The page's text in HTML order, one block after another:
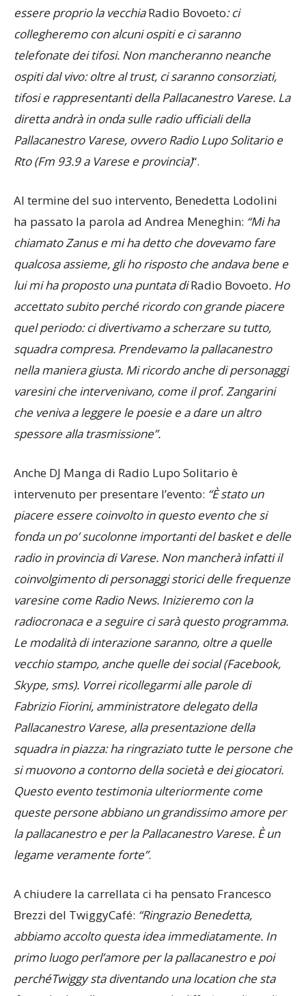
essere proprio la vecchiaRadio Bovoeto: ci
collegheremo con alcuni ospiti e ci saranno
telefonate dei tifosi. Non mancheranno neanche
ospiti dal vivo: oltre al trust, ci saranno consorziati,
tifosi e rappresentanti della Pallacanestro Varese. La
diretta andrà in onda sulle radio ufficiali della
Pallacanestro Varese, ovvero Radio Lupo Solitario e
Rto (Fm 93.9 a Varese e provincia)“.
Al termine del suo intervento, Benedetta Lodolini
ha passato la parola ad Andrea Meneghin: “Mi ha
chiamato Zanus e mi ha detto che dovevamo fare
qualcosa assieme, gli ho risposto che andava bene e
lui mi ha proposto una puntata diRadio Bovoeto. Ho
accettato subito perché ricordo con grande piacere
quel periodo: ci divertivamo a scherzare su tutto,
squadra compresa. Prendevamo la pallacanestro
nella maniera giusta. Mi ricordo anche di personaggi
varesini che intervenivano, come il prof. Zangarini
che veniva a leggere le poesie e a dare un altro
spessore alla trasmissione”.
Anche DJ Manga di Radio Lupo Solitario è
intervenuto per presentare l’evento: “È stato un
piacere essere coinvolto in questo evento che si
fonda un po’ sucolonne importanti del basket e delle
radio in provincia di Varese. Non mancherà infatti il
coinvolgimento di personaggi storici delle frequenze
varesine come Radio News. Inizieremo con la
radiocronaca e a seguire ci sarà questo programma.
Le modalità di interazione saranno, oltre a quelle
vecchio stampo, anche quelle dei social (Facebook,
Skype, sms). Vorrei ricollegarmi alle parole di
Fabrizio Fiorini, amministratore delegato della
Pallacanestro Varese, alla presentazione della
squadra in piazza: ha ringraziato tutte le persone che
si muovono a contorno della società e dei giocatori.
Questo evento testimonia ulteriormente come
queste persone abbiano un grandissimo amore per
la pallacanestro e per la Pallacanestro Varese. È un
legame veramente forte”.
A chiudere la carrellata ci ha pensato Francesco
Brezzi del TwiggyCafé: “Ringrazio Benedetta,
abbiamo accolto questa idea immediatamente. In
primo luogo perl’amore per la pallacanestro e poi
perchéTwiggy sta diventando una location che sta